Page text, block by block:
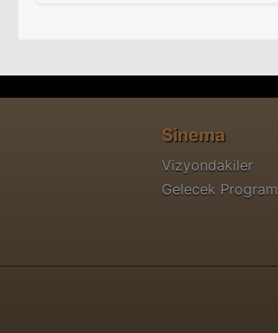
Sinema
Vizyondakiler
Gelecek Program